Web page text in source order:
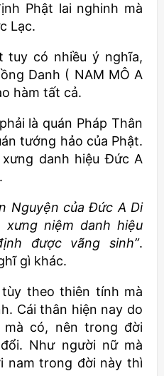
Phật lai nghinh mà
Lạc.
tuy có nhiều ý nghĩa,
Danh ( NAM MÔ A
hàm tất cả.
là quán Pháp Thân
tướng hảo của Phật.
danh hiệu Đức A
Nguyện của Đức A Di
niệm danh hiệu
được vãng sinh”.
gì khác.
theo thiên tính mà
Cái thân hiện nay do
có, nên trong đời
Như người nữ mà
nam trong đời này thì